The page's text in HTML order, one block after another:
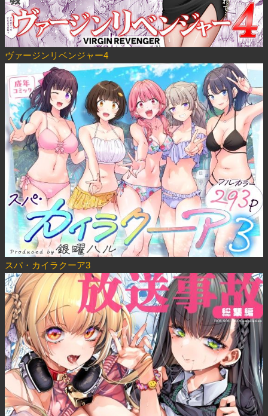
ヴァージンリベンジャー4
スパ・カイラクーア3